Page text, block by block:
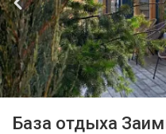
База отдыха